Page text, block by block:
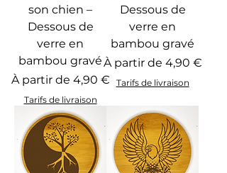
son chien –
Dessous de
verre en
bambou gravé
À partir de 4,90 €
Prix promotionnel
Tarifs de livraison
Dessous de
verre en
bambou gravé
À partir de 4,90 €
Prix promotionnel
Tarifs de livraison